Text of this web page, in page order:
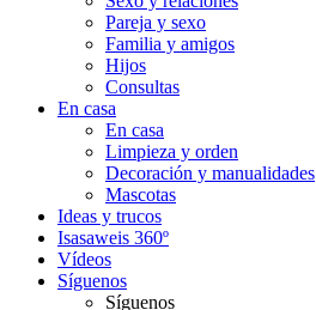
Pareja y sexo
Familia y amigos
Hijos
Consultas
En casa
En casa
Limpieza y orden
Decoración y manualidades
Mascotas
Ideas y trucos
Isasaweis 360º
Vídeos
Síguenos
Síguenos